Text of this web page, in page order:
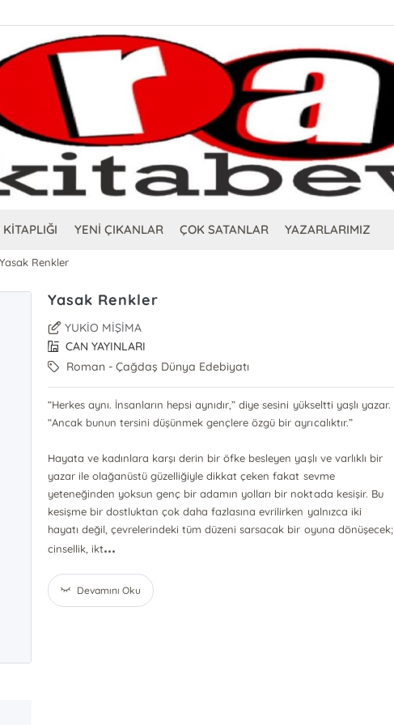
YENİ ÇIKANLAR ÇOK SATANLAR YAZARLARIMIZ
Yasak Renkler
Yasak Renkler
YUKİO MİŞİMA
CAN YAYINLARI
Roman - Çağdaş Dünya Edebiyatı
“Herkes aynı. İnsanların hepsi aynıdır,” diye sesini yükseltti yaşlı yazar.
“Ancak bunun tersini düşünmek gençlere özgü bir ayrıcalıktır.”
Hayata ve kadınlara karşı derin bir öfke besleyen yaşlı ve varlıklı bir
yazar ile olağanüstü güzelliğiyle dikkat çeken fakat sevme
yeteneğinden yoksun genç bir adamın yolları bir noktada kesişir. Bu
kesişme bir dostluktan çok daha fazlasına evrilirken yalnızca iki
hayatı değil, çevrelerindeki tüm düzeni sarsacak bir oyuna dönüşecek;
cinsellik, ikt...
Devamını Oku